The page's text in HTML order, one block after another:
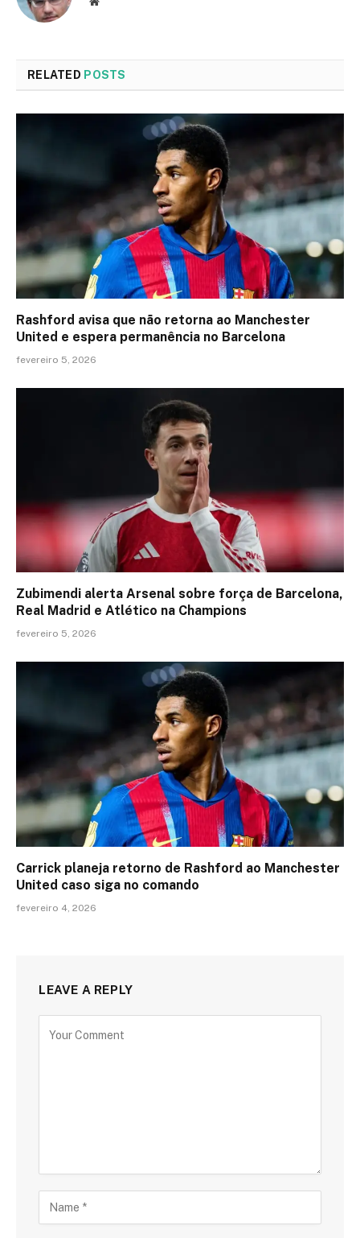
RELATED POSTS
Rashford avisa que não retorna ao Manchester
United e espera permanência no Barcelona
fevereiro 5, 2026
Zubimendi alerta Arsenal sobre força de Barcelona,
Real Madrid e Atlético na Champions
fevereiro 5, 2026
Carrick planeja retorno de Rashford ao Manchester
United caso siga no comando
fevereiro 4, 2026
LEAVE A REPLY